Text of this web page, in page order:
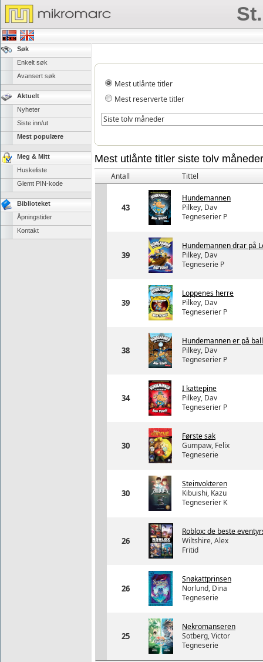
Søk
Enkelt søk
Avansert søk
Aktuelt
Nyheter
Siste inn/ut
Mest populære
Meg & Mitt
Huskeliste
Glemt PIN-kode
Biblioteket
Åpningstider
Kontakt
Mest utlånte titler
Mest reserverte titler
Siste tolv måneder
Mest utlånte titler siste tolv måneder
Antall Tittel
43
Hundemannen
Pilkey, Dav
Tegneserier P
39
Hundemannen drar på
Pilkey, Dav
Tegneserie P
39
Loppenes herre
Pilkey, Dav
Tegneserier P
38
Hundemannen er på
Pilkey, Dav
Tegneserier P
34
I kattepine
Pilkey, Dav
Tegneserier P
30
Første sak
Gumpaw, Felix
Tegneserie
30
Steinvokteren
Kibuishi, Kazu
Tegneserier K
26
Roblox: de beste
Wiltshire, Alex
Fritid
26
Snøkattprinsen
Norlund, Dina
Tegneserie
25
Nekromanseren
Sotberg, Victor
Tegneserie